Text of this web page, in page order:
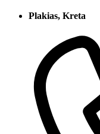
Plakias, Kreta